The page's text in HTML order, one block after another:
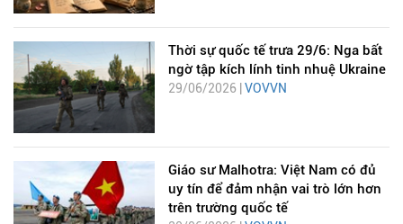
Thời sự quốc tế trưa 29/6: Nga bất
ngờ tập kích lính tinh nhuệ Ukraine
29/06/2026 | VOVVN
Giáo sư Malhotra: Việt Nam có đủ
uy tín để đảm nhận vai trò lớn hơn
trên trường quốc tế